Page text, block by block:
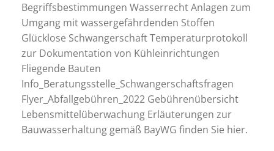
Begriffsbestimmungen Wasserrecht Anlagen zum
Umgang mit wassergefährdenden Stoffen
Glücklose Schwangerschaft Temperaturprotokoll
zur Dokumentation von Kühleinrichtungen
Fliegende Bauten
Info_Beratungsstelle_Schwangerschaftsfragen
Flyer_Abfallgebühren_2022 Gebührenübersicht
Lebensmittelüberwachung Erläuterungen zur
Bauwasserhaltung gemäß BayWG finden Sie hier.